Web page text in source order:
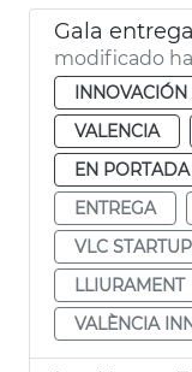
modificado
INNOVACIÓN
VALENCIA
EN
ENTREGA
VLC
LLIURAMENT
VALÈNCIA